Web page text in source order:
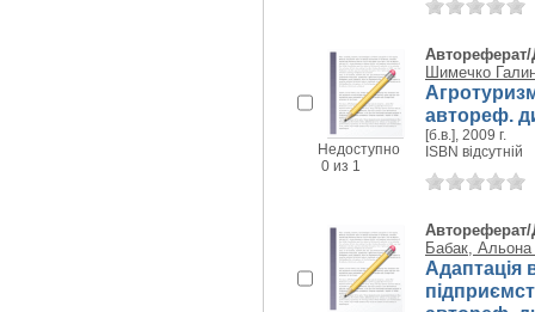
Недоступно
0 из 1
Автореферат/
Шимечко
автореф.
[б.в.], 2009 г.
ISBN відсутній
Автореферат/
Бабак, Альона
Адаптація